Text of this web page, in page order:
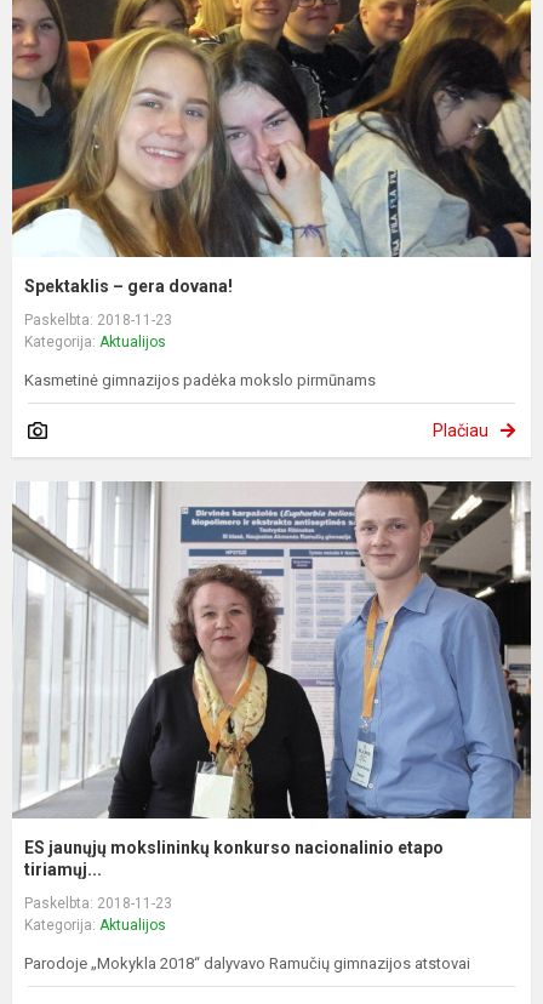
Spektaklis – gera dovana!
Paskelbta: 2018-11-23
Kategorija: Aktualijos
Kasmetinė gimnazijos padėka mokslo pirmūnams
Plačiau
ES jaunųjų mokslininkų konkurso nacionalinio etapo
tiriamųj...
Paskelbta: 2018-11-23
Kategorija: Aktualijos
Parodoje „Mokykla 2018“ dalyvavo Ramučių gimnazijos atstovai